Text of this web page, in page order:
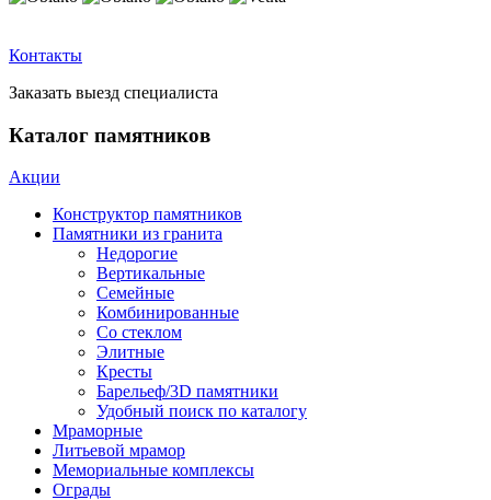
Контакты
Заказать выезд специалиста
Каталог памятников
Акции
Конструктор памятников
Памятники из гранита
Недорогие
Вертикальные
Семейные
Комбинированные
Со стеклом
Элитные
Кресты
Барельеф/3D памятники
Удобный поиск по каталогу
Мраморные
Литьевой мрамор
Мемориальные комплексы
Ограды